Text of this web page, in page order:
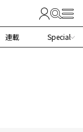
連載 Special